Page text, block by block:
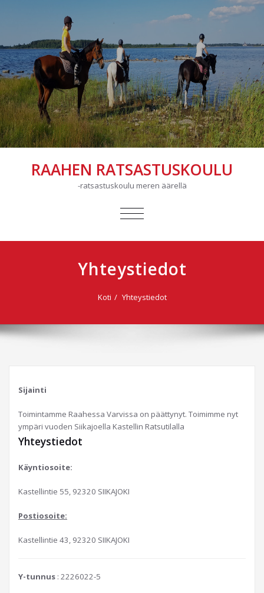
RAAHEN RATSASTUSKOULU
-ratsastuskoulu meren äärellä
AVAA/SULJE
Yhteystiedot
Koti Yhteystiedot
Sijainti
Toimintamme Raahessa Varvissa on päättynyt. Toimimme nyt
ympäri vuoden Siikajoella Kastellin Ratsutilalla
Yhteystiedot
Käyntiosoite:
Kastellintie 55, 92320 SIIKAJOKI
Postiosoite:
Kastellintie 43, 92320 SIIKAJOKI
Y-tunnus : 2226022-5